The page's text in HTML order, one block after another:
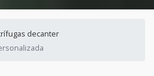
decanter